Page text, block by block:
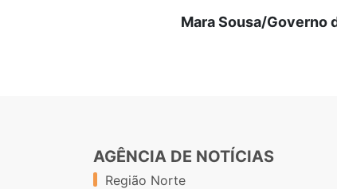
Mara Sousa/Governo
AGÊNCIA DE NOTÍCIAS
Região Norte